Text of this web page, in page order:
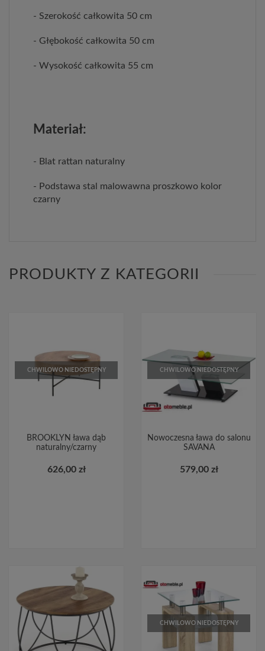
- Szerokość całkowita 50 cm
- Głębokość całkowita 50 cm
- Wysokość całkowita 55 cm
Materiał:
- Blat rattan naturalny
- Podstawa stal malowawna proszkowo kolor
czarny
PRODUKTY Z KATEGORII
CHWILOWO NIEDOSTĘPNY
BROOKLYN ława dąb
naturalny/czarny
626,00 zł
CHWILOWO NIEDOSTĘPNY
Nowoczesna ława do salonu
SAVANA
579,00 zł
CHWILOWO NIEDOSTĘPNY